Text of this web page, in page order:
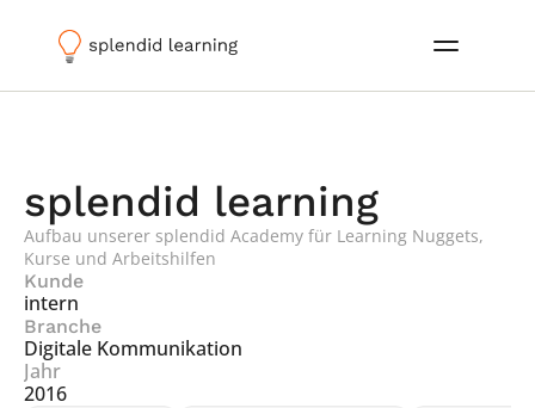
splendid learning
Aufbau unserer splendid Academy für Learning Nuggets,
Kurse und Arbeitshilfen
Kunde
intern
Branche
Digitale Kommunikation
Jahr
2016